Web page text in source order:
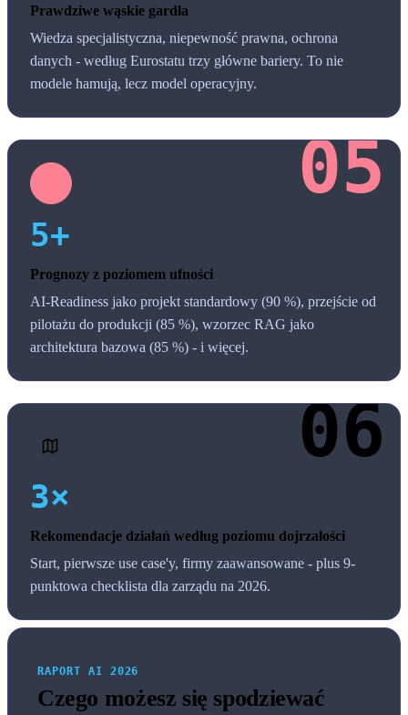
Prawdziwe wąskie gardła
Wiedza specjalistyczna, niepewność prawna, ochrona
danych - według Eurostatu trzy główne bariery. To nie
modele hamują, lecz model operacyjny.
5+
Prognozy z poziomem ufności
AI-Readiness jako projekt standardowy (90 %), przejście od
pilotażu do produkcji (85 %), wzorzec RAG jako
architektura bazowa (85 %) - i więcej.
3×
Rekomendacje działań według poziomu dojrzałości
Start, pierwsze use case'y, firmy zaawansowane - plus 9-
punktowa checklista dla zarządu na 2026.
RAPORT AI 2026
Czego możesz się spodziewać